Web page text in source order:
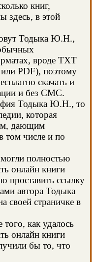
книг,
здесь, в этой
Тодыка Ю.Н.,
вроде TXT
PDF), поэтому
скачать и
и без СМС.
Тодыка Ю.Н., то
которая
дающим
том числе и по
полностью
онлайн книги
проставить ссылку
автора Тодыка
своей страничке в
как удалось
онлайн книги
бы то, что